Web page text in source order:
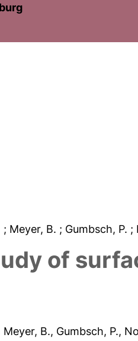
; Meyer, B. ; Gumbsch, P. ;
of
Meyer, B., Gumbsch, P.,